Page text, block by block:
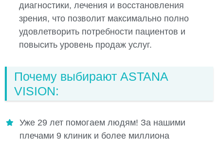
диагностики, лечения и восстановления
зрения, что позволит максимально полно
удовлетворить потребности пациентов и
повысить уровень продаж услуг.
Почему выбирают ASTANA
VISION:
Уже 29 лет помогаем людям! За нашими
плечами 9 клиник и более миллиона